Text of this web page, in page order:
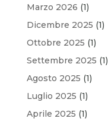
Marzo 2026 (1)
Dicembre 2025 (1)
Ottobre 2025 (1)
Settembre 2025 (1)
Agosto 2025 (1)
Luglio 2025 (1)
Aprile 2025 (1)